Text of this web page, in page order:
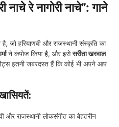
नाचे रे नागोरी नाचे”: गाने
है, जो हरियाणवी और राजस्थानी संस्कृति का
ने कंपोज किया है, और इसेसरीता खरवाल
इतनी जबरदस्त हैं कि कोई भी अपने आप
और राजस्थानी लोकसंगीत का बेहतरीन